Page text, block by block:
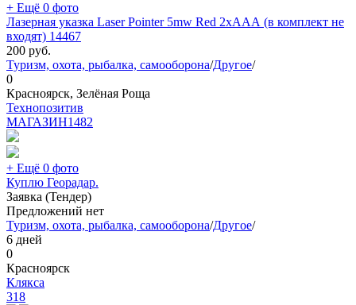
+ Ещё 0 фото
Лазерная указка Laser Pointer 5mw Red 2хААА (в комплект не
входят) 14467
200 руб.
Туризм, охота, рыбалка, самооборона/Другое/
0
Красноярск, Зелёная Роща
Технопозитив
МАГАЗИН1482
+ Ещё 0 фото
Куплю Георадар.
Заявка (Тендер)
Предложений нет
Туризм, охота, рыбалка, самооборона/Другое/
6 дней
0
Красноярск
Клякса
318